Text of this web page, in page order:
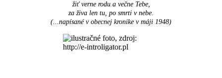
žiť verne rodu a večne Tebe,
za živa len tu, po smrti v nebe.
(...napísané v obecnej kronike v máji 1948)